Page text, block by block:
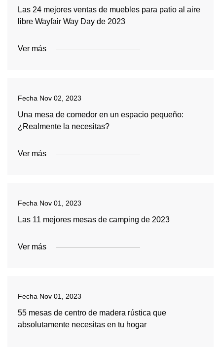
Las 24 mejores ventas de muebles para patio al aire
libre Wayfair Way Day de 2023
Ver más
Fecha Nov 02, 2023
Una mesa de comedor en un espacio pequeño:
¿Realmente la necesitas?
Ver más
Fecha Nov 01, 2023
Las 11 mejores mesas de camping de 2023
Ver más
Fecha Nov 01, 2023
55 mesas de centro de madera rústica que
absolutamente necesitas en tu hogar